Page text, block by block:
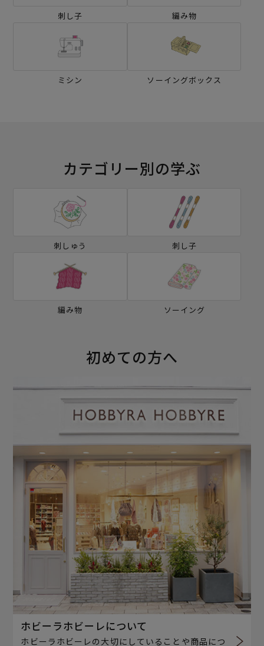
刺し子 編み物
ミシン ソーイングボックス
カテゴリー別の学ぶ
刺しゅう 刺し子
編み物 ソーイング
初めての方へ
ホビーラホビーレについて
ホビーラホビーレの大切にしていることや商品につ